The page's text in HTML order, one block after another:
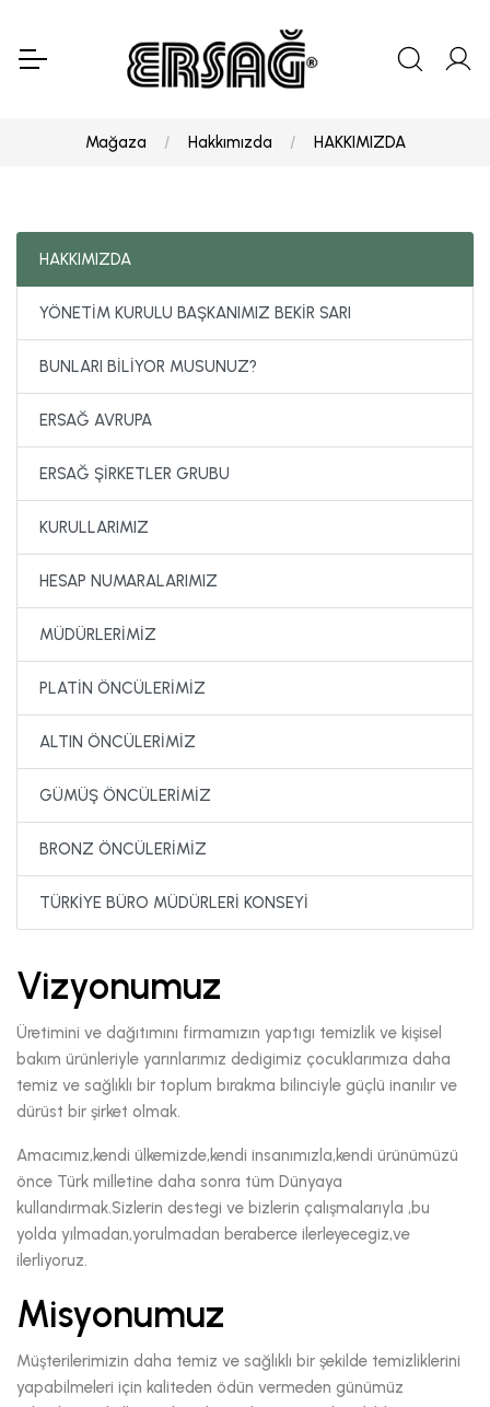
Mağaza Hakkımızda HAKKIMIZDA
HAKKIMIZDA
YÖNETİM KURULU BAŞKANIMIZ BEKİR SARI
BUNLARI BİLİYOR MUSUNUZ?
ERSAĞ AVRUPA
ERSAĞ ŞİRKETLER GRUBU
KURULLARIMIZ
HESAP NUMARALARIMIZ
MÜDÜRLERİMİZ
PLATİN ÖNCÜLERİMİZ
ALTIN ÖNCÜLERİMİZ
GÜMÜŞ ÖNCÜLERİMİZ
BRONZ ÖNCÜLERİMİZ
TÜRKİYE BÜRO MÜDÜRLERİ KONSEYİ
Vizyonumuz
Üretimini ve dağıtımını firmamızın yaptıgı temizlik ve kişisel
bakım ürünleriyle yarınlarımız dedigimiz çocuklarımıza daha
temiz ve sağlıklı bir toplum bırakma bilinciyle güçlü inanılır ve
dürüst bir şirket olmak.
Amacımız,kendi ülkemizde,kendi insanımızla,kendi ürünümüzü
önce Türk milletine daha sonra tüm Dünyaya
kullandırmak.Sizlerin destegi ve bizlerin çalışmalarıyla ,bu
yolda yılmadan,yorulmadan beraberce ilerleyecegiz,ve
ilerliyoruz.
Misyonumuz
Müşterilerimizin daha temiz ve sağlıklı bir şekilde temizliklerini
yapabilmeleri için kaliteden ödün vermeden günümüz